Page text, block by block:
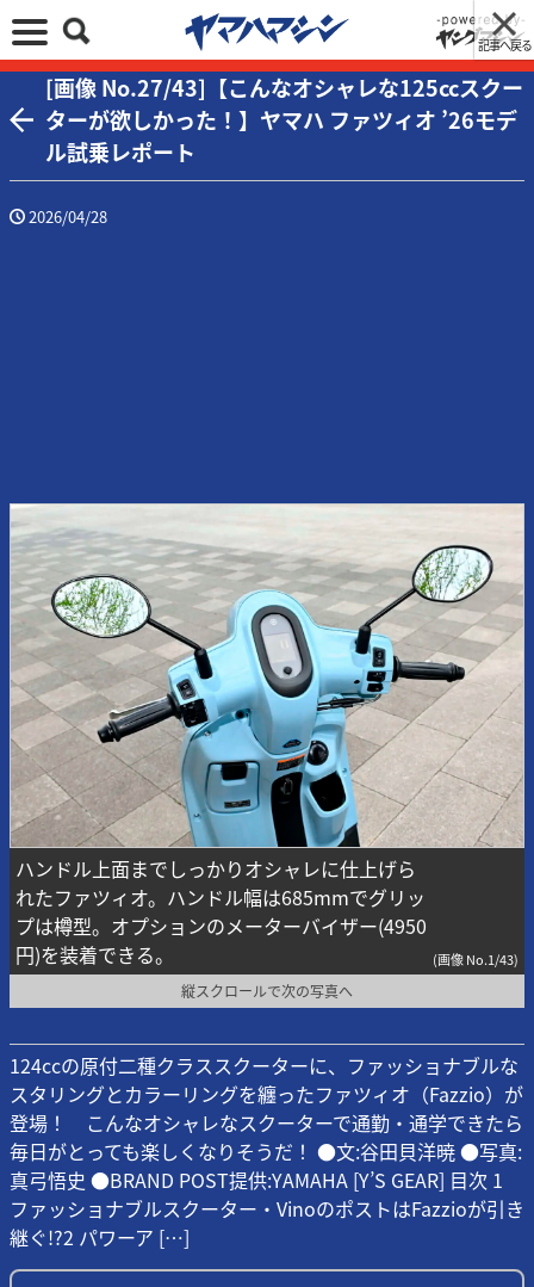
記事へ戻る
[画像 No.27/43]【こんなオシャレな125ccスクー
ターが欲しかった！】ヤマハ ファツィオ ’26モデ
ル試乗レポート
2026/04/28
ハンドル上面までしっかりオシャレに仕上げら
れたファツィオ。ハンドル幅は685mmでグリッ
プは樽型。オプションのメーターバイザー(4950
円)を装着できる。
(画像 No.1/43)
縦スクロールで次の写真へ
124ccの原付二種クラススクーターに、ファッショナブルな
スタリングとカラーリングを纏ったファツィオ（Fazzio）が
登場！ こんなオシャレなスクーターで通勤・通学できたら
毎日がとっても楽しくなりそうだ！ ●文:谷田貝洋暁 ●写真:
真弓悟史 ●BRAND POST提供:YAMAHA [Y’S GEAR] 目次 1
ファッショナブルスクーター・VinoのポストはFazzioが引き
継ぐ!?2 パワーア […]